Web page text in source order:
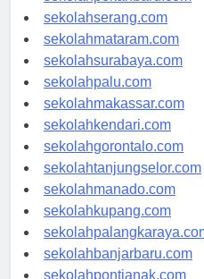
sekolahpekanbaru.com
sekolahserang.com
sekolahmataram.com
sekolahsurabaya.com
sekolahpalu.com
sekolahmakassar.com
sekolahkendari.com
sekolahgorontalo.com
sekolahtanjungselor.com
sekolahmanado.com
sekolahkupang.com
sekolahpalangkaraya.com
sekolahbanjarbaru.com